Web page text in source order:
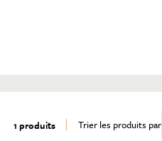
1 produits Trier les produits par